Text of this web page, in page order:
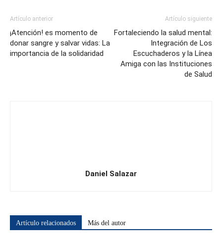
Artículo anterior
¡Atención! es momento de
donar sangre y salvar vidas: La
importancia de la solidaridad
Artículo siguiente
Fortaleciendo la salud mental:
Integración de Los
Escuchaderos y la Línea
Amiga con las Instituciones
de Salud
Daniel Salazar
Artículo relacionados Más del autor